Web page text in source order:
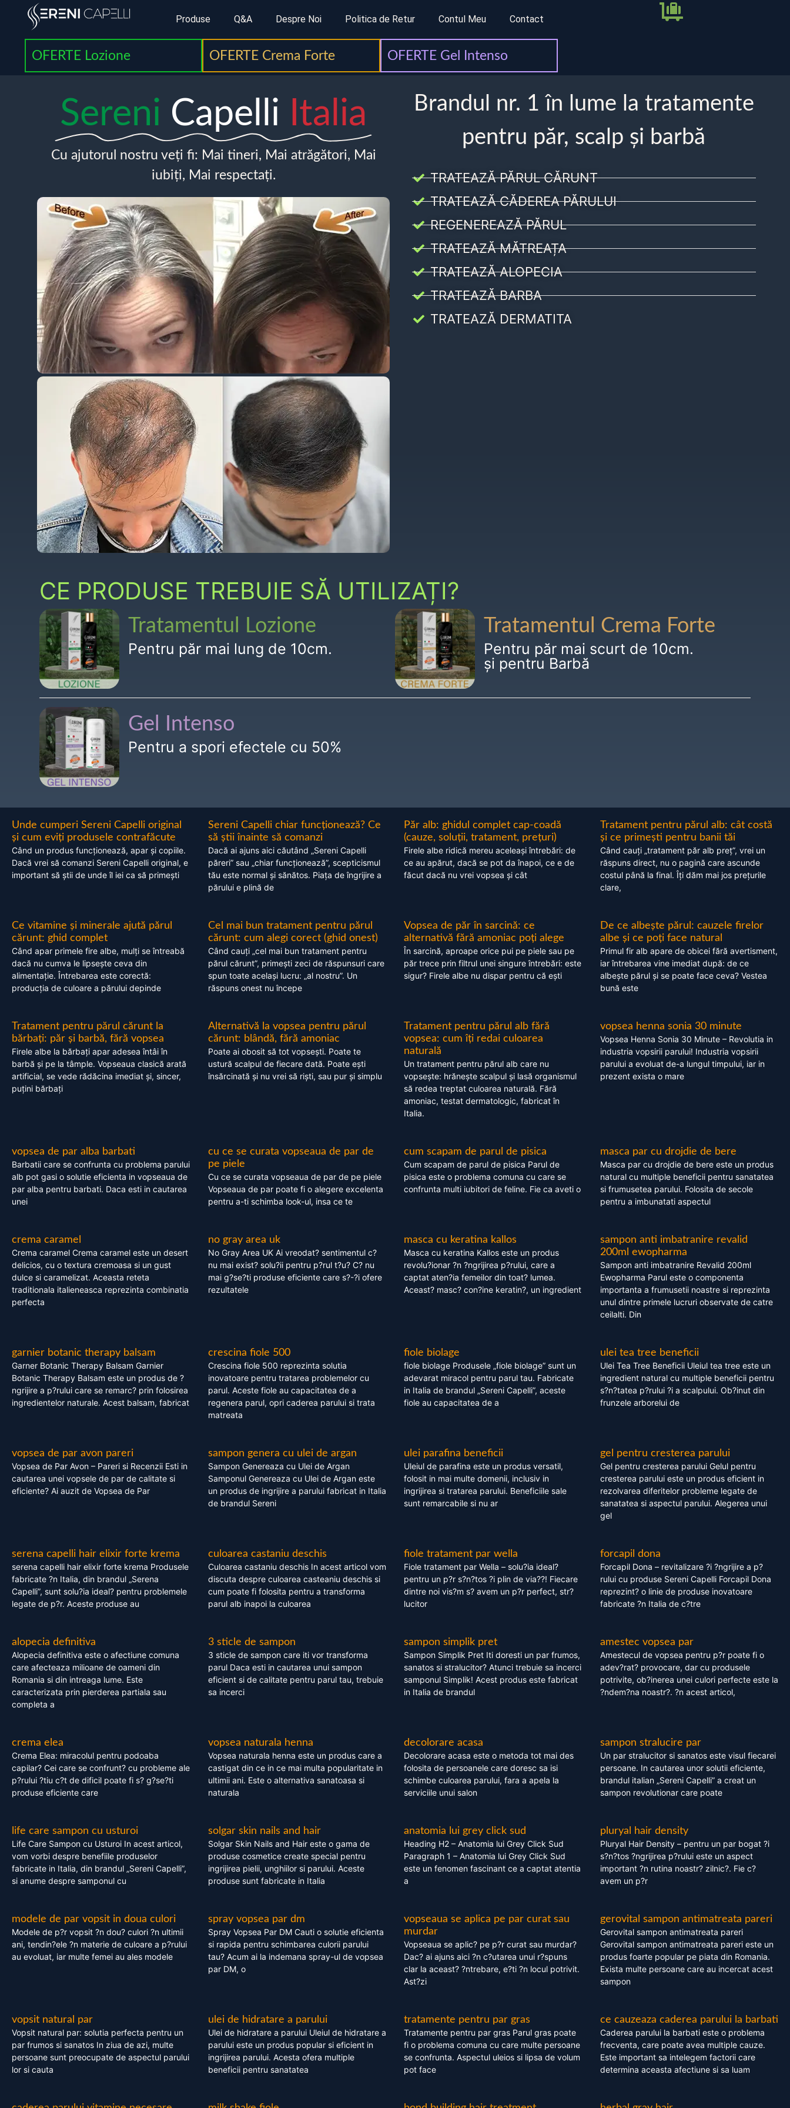
Produse Q&A Despre Noi Politica de Retur Contul Meu Contact
OFERTE Lozione OFERTE Crema Forte OFERTE Gel Intenso
Sereni Capelli Italia
Cu ajutorul nostru veți fi: Mai tineri, Mai atrăgători, Mai
iubiți, Mai respectați.
Brandul nr. 1 în lume la tratamente
pentru păr, scalp și barbă
TRATEAZĂ PĂRUL CĂRUNT
TRATEAZĂ CĂDEREA PĂRULUI
REGENEREAZĂ PĂRUL
TRATEAZĂ MĂTREAȚA
TRATEAZĂ ALOPECIA
TRATEAZĂ BARBA
TRATEAZĂ DERMATITA
CE PRODUSE TREBUIE SĂ UTILIZAȚI?
Tratamentul Lozione
Pentru păr mai lung de 10cm.
Tratamentul Crema Forte
Pentru păr mai scurt de 10cm.
și pentru Barbă
Gel Intenso
Pentru a spori efectele cu 50%
Unde cumperi Sereni Capelli original
și cum eviți produsele contrafăcute
Când un produs funcționează, apar și copiile.
Dacă vrei să comanzi Sereni Capelli original, e
important să știi de unde îl iei ca să primești
Sereni Capelli chiar funcționează? Ce
să știi înainte să comanzi
Dacă ai ajuns aici căutând „Sereni Capelli
păreri” sau „chiar funcționează”, scepticismul
tău este normal și sănătos. Piața de îngrijire a
părului e plină de
Păr alb: ghidul complet cap-coadă
(cauze, soluții, tratament, prețuri)
Firele albe ridică mereu aceleași întrebări: de
ce au apărut, dacă se pot da înapoi, ce e de
făcut dacă nu vrei vopsea și cât
Tratament pentru părul alb: cât costă
și ce primești pentru banii tăi
Când cauți „tratament păr alb preț”, vrei un
răspuns direct, nu o pagină care ascunde
costul până la final. Îți dăm mai jos prețurile
clare,
Ce vitamine și minerale ajută părul
cărunt: ghid complet
Când apar primele fire albe, mulți se întreabă
dacă nu cumva le lipsește ceva din
alimentație. Întrebarea este corectă:
producția de culoare a părului depinde
Cel mai bun tratament pentru părul
cărunt: cum alegi corect (ghid onest)
Când cauți „cel mai bun tratament pentru
părul cărunt”, primești zeci de răspunsuri care
spun toate același lucru: „al nostru”. Un
răspuns onest nu începe
Vopsea de păr în sarcină: ce
alternativă fără amoniac poți alege
În sarcină, aproape orice pui pe piele sau pe
păr trece prin filtrul unei singure întrebări: este
sigur? Firele albe nu dispar pentru că ești
De ce albește părul: cauzele firelor
albe și ce poți face natural
Primul fir alb apare de obicei fără avertisment,
iar întrebarea vine imediat după: de ce
albește părul și se poate face ceva? Vestea
bună este
Tratament pentru părul cărunt la
bărbați: păr și barbă, fără vopsea
Firele albe la bărbați apar adesea întâi în
barbă și pe la tâmple. Vopseaua clasică arată
artificial, se vede rădăcina imediat și, sincer,
puțini bărbați
Alternativă la vopsea pentru părul
cărunt: blândă, fără amoniac
Poate ai obosit să tot vopsești. Poate te
ustură scalpul de fiecare dată. Poate ești
însărcinată și nu vrei să riști, sau pur și simplu
Tratament pentru părul alb fără
vopsea: cum îți redai culoarea
naturală
Un tratament pentru părul alb care nu
vopsește: hrănește scalpul și lasă organismul
să redea treptat culoarea naturală. Fără
amoniac, testat dermatologic, fabricat în
Italia.
vopsea henna sonia 30 minute
Vopsea Henna Sonia 30 Minute – Revolutia in
industria vopsirii parului! Industria vopsirii
parului a evoluat de-a lungul timpului, iar in
prezent exista o mare
vopsea de par alba barbati
Barbatii care se confrunta cu problema parului
alb pot gasi o solutie eficienta in vopseaua de
par alba pentru barbati. Daca esti in cautarea
unei
cu ce se curata vopseaua de par de
pe piele
Cu ce se curata vopseaua de par de pe piele
Vopseaua de par poate fi o alegere excelenta
pentru a-ti schimba look-ul, insa ce te
cum scapam de parul de pisica
Cum scapam de parul de pisica Parul de
pisica este o problema comuna cu care se
confrunta multi iubitori de feline. Fie ca aveti o
masca par cu drojdie de bere
Masca par cu drojdie de bere este un produs
natural cu multiple beneficii pentru sanatatea
si frumusetea parului. Folosita de secole
pentru a imbunatati aspectul
crema caramel
Crema caramel Crema caramel este un desert
delicios, cu o textura cremoasa si un gust
dulce si caramelizat. Aceasta reteta
traditionala italieneasca reprezinta combinatia
perfecta
no gray area uk
No Gray Area UK Ai vreodat? sentimentul c?
nu mai exist? solu?ii pentru p?rul t?u? C? nu
mai g?se?ti produse eficiente care s?-?i ofere
rezultatele
masca cu keratina kallos
Masca cu keratina Kallos este un produs
revolu?ionar ?n ?ngrijirea p?rului, care a
captat aten?ia femeilor din toat? lumea.
Aceast? masc? con?ine keratin?, un ingredient
sampon anti imbatranire revalid
200ml ewopharma
Sampon anti imbatranire Revalid 200ml
Ewopharma Parul este o componenta
importanta a frumusetii noastre si reprezinta
unul dintre primele lucruri observate de catre
ceilalti. Din
garnier botanic therapy balsam
Garner Botanic Therapy Balsam Garnier
Botanic Therapy Balsam este un produs de ?
ngrijire a p?rului care se remarc? prin folosirea
ingredientelor naturale. Acest balsam, fabricat
crescina fiole 500
Crescina fiole 500 reprezinta solutia
inovatoare pentru tratarea problemelor cu
parul. Aceste fiole au capacitatea de a
regenera parul, opri caderea parului si trata
matreata
fiole biolage
fiole biolage Produsele „fiole biolage” sunt un
adevarat miracol pentru parul tau. Fabricate
in Italia de brandul „Sereni Capelli”, aceste
fiole au capacitatea de a
ulei tea tree beneficii
Ulei Tea Tree Beneficii Uleiul tea tree este un
ingredient natural cu multiple beneficii pentru
s?n?tatea p?rului ?i a scalpului. Ob?inut din
frunzele arborelui de
vopsea de par avon pareri
Vopsea de Par Avon – Pareri si Recenzii Esti in
cautarea unei vopsele de par de calitate si
eficiente? Ai auzit de Vopsea de Par
sampon genera cu ulei de argan
Sampon Genereaza cu Ulei de Argan
Samponul Genereaza cu Ulei de Argan este
un produs de ingrijire a parului fabricat in Italia
de brandul Sereni
ulei parafina beneficii
Uleiul de parafina este un produs versatil,
folosit in mai multe domenii, inclusiv in
ingrijirea si tratarea parului. Beneficiile sale
sunt remarcabile si nu ar
gel pentru cresterea parului
Gel pentru cresterea parului Gelul pentru
cresterea parului este un produs eficient in
rezolvarea diferitelor probleme legate de
sanatatea si aspectul parului. Alegerea unui
gel
serena capelli hair elixir forte krema
serena capelli hair elixir forte krema Produsele
fabricate ?n Italia, din brandul „Serena
Capelli”, sunt solu?ia ideal? pentru problemele
legate de p?r. Aceste produse au
culoarea castaniu deschis
Culoarea castaniu deschis In acest articol vom
discuta despre culoarea casteaniu deschis si
cum poate fi folosita pentru a transforma
parul alb inapoi la culoarea
fiole tratament par wella
Fiole tratament par Wella – solu?ia ideal?
pentru un p?r s?n?tos ?i plin de via??! Fiecare
dintre noi vis?m s? avem un p?r perfect, str?
lucitor
forcapil dona
Forcapil Dona – revitalizare ?i ?ngrijire a p?
rului cu produse Sereni Capelli Forcapil Dona
reprezint? o linie de produse inovatoare
fabricate ?n Italia de c?tre
alopecia definitiva
Alopecia definitiva este o afectiune comuna
care afecteaza milioane de oameni din
Romania si din intreaga lume. Este
caracterizata prin pierderea partiala sau
completa a
3 sticle de sampon
3 sticle de sampon care iti vor transforma
parul Daca esti in cautarea unui sampon
eficient si de calitate pentru parul tau, trebuie
sa incerci
sampon simplik pret
Sampon Simplik Pret Iti doresti un par frumos,
sanatos si stralucitor? Atunci trebuie sa incerci
samponul Simplik! Acest produs este fabricat
in Italia de brandul
amestec vopsea par
Amestecul de vopsea pentru p?r poate fi o
adev?rat? provocare, dar cu produsele
potrivite, ob?inerea unei culori perfecte este la
?ndem?na noastr?. ?n acest articol,
crema elea
Crema Elea: miracolul pentru podoaba
capilar? Cei care se confrunt? cu probleme ale
p?rului ?tiu c?t de dificil poate fi s? g?se?ti
produse eficiente care
vopsea naturala henna
Vopsea naturala henna este un produs care a
castigat din ce in ce mai multa popularitate in
ultimii ani. Este o alternativa sanatoasa si
naturala
decolorare acasa
Decolorare acasa este o metoda tot mai des
folosita de persoanele care doresc sa isi
schimbe culoarea parului, fara a apela la
serviciile unui salon
sampon stralucire par
Un par stralucitor si sanatos este visul fiecarei
persoane. In cautarea unor solutii eficiente,
brandul italian „Sereni Capelli” a creat un
sampon revolutionar care poate
life care sampon cu usturoi
Life Care Sampon cu Usturoi In acest articol,
vom vorbi despre benefiile produselor
fabricate in Italia, din brandul „Sereni Capelli”,
si anume despre samponul cu
solgar skin nails and hair
Solgar Skin Nails and Hair este o gama de
produse cosmetice create special pentru
ingrijirea pielii, unghiilor si parului. Aceste
produse sunt fabricate in Italia
anatomia lui grey click sud
Heading H2 – Anatomia lui Grey Click Sud
Paragraph 1 – Anatomia lui Grey Click Sud
este un fenomen fascinant ce a captat atentia
a
pluryal hair density
Pluryal Hair Density – pentru un par bogat ?i
s?n?tos ?ngrijirea p?rului este un aspect
important ?n rutina noastr? zilnic?. Fie c?
avem un p?r
modele de par vopsit in doua culori
Modele de p?r vopsit ?n dou? culori ?n ultimii
ani, tendin?ele ?n materie de culoare a p?rului
au evoluat, iar multe femei au ales modele
spray vopsea par dm
Spray Vopsea Par DM Cauti o solutie eficienta
si rapida pentru schimbarea culorii parului
tau? Acum ai la indemana spray-ul de vopsea
par DM, o
vopseaua se aplica pe par curat sau
murdar
Vopseaua se aplic? pe p?r curat sau murdar?
Dac? ai ajuns aici ?n c?utarea unui r?spuns
clar la aceast? ?ntrebare, e?ti ?n locul potrivit.
Ast?zi
gerovital sampon antimatreata pareri
Gerovital sampon antimatreata pareri
Gerovital sampon antimatreata pareri este un
produs foarte popular pe piata din Romania.
Exista multe persoane care au incercat acest
sampon
vopsit natural par
Vopsit natural par: solutia perfecta pentru un
par frumos si sanatos In ziua de azi, multe
persoane sunt preocupate de aspectul parului
lor si cauta
ulei de hidratare a parului
Ulei de hidratare a parului Uleiul de hidratare a
parului este un produs popular si eficient in
ingrijirea parului. Acesta ofera multiple
beneficii pentru sanatatea
tratamente pentru par gras
Tratamente pentru par gras Parul gras poate
fi o problema comuna cu care multe persoane
se confrunta. Aspectul uleios si lipsa de volum
pot face
ce cauzeaza caderea parului la barbati
Caderea parului la barbati este o problema
frecventa, care poate avea multiple cauze.
Este important sa intelegem factorii care
determina aceasta afectiune si sa luam